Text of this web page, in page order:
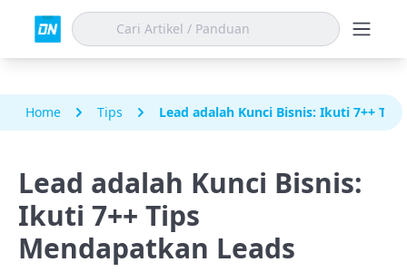
Home Tips Lead adalah Kunci Bisnis: Ikuti 7++
Lead adalah Kunci Bisnis:
Ikuti 7++ Tips
Mendapatkan Leads